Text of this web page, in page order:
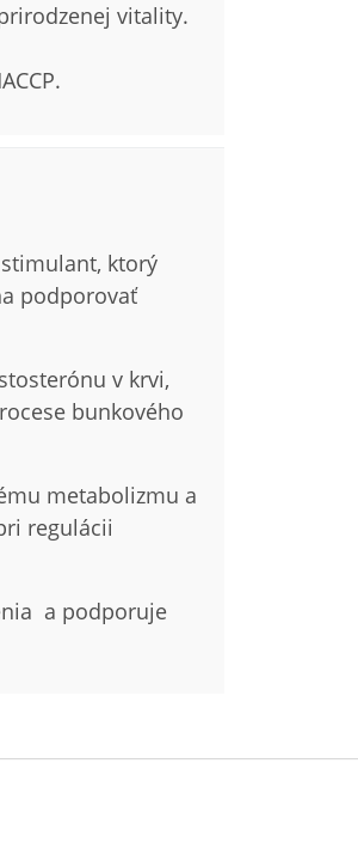
vitality.
ktorý
podporovať
v krvi,
bunkového
metabolizmu a
regulácii
a podporuje